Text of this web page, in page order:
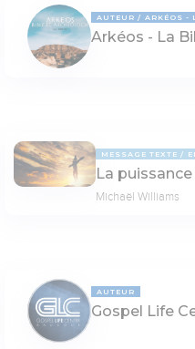
AUTEUR ARKÉOS -
Arkéos - La
MESSAGE TEXTE
La
Michaël Williams
AUTEUR
Gospel Life